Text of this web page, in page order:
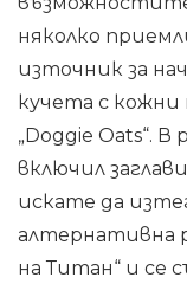
няколко
източник за
кучета с
„Doggie Oats“.
включил
искате да
алтернативна
на Титан“ и се